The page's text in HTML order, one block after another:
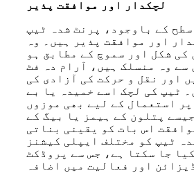
لچکدار اور موافقت پذیر
سطح کے باوجود، پرنٹ شدہ ٹیپ
اور موافقت پذیر ہیں۔ وہ
کی شکل اور سموچ کے مطابق ہو
سے وہ منسلک ہیں، آرام دہ فٹ
اور نقل و حرکت کی آزادی کی
ٹیپ کی لچک اسے خمیدہ یا بے
استعمال کے لیے بھی موزوں
پتلون کے ہیمز یا بیگ کے
اس بات کو یقینی بناتی
ٹیپ کو مختلف ایپلی کیشنز
جا سکتا ہے، جس سے پروڈکٹ
اور فعالیت میں اضافہ